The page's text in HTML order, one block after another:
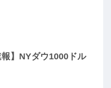
】NYダウ1000ドル